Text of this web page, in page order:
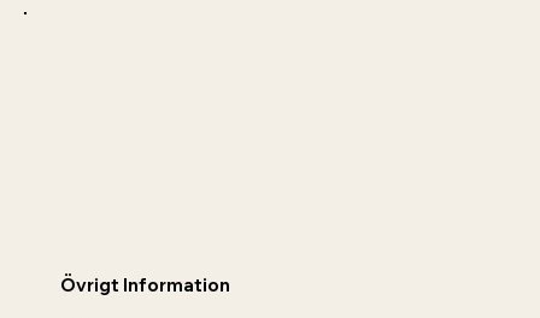
Övrigt Information